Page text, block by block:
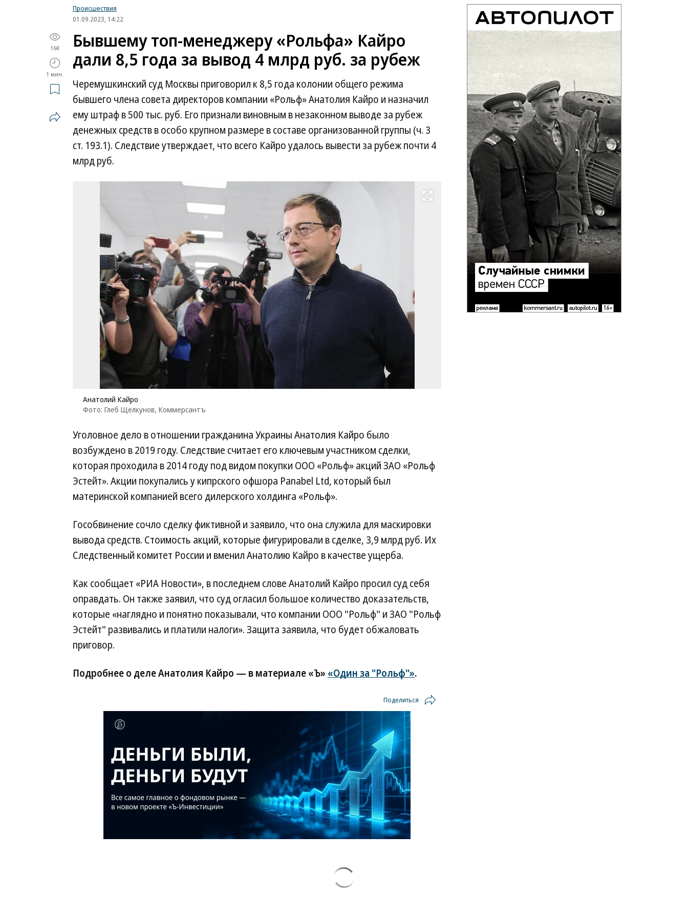
Происшествия
01.09.2023, 14:22
16K
1 мин.
Бывшему топ-менеджеру «Рольфа» Кайро
дали 8,5 года за вывод 4 млрд руб. за рубеж
Черемушкинский суд Москвы приговорил к 8,5 года колонии общего режима
бывшего члена совета директоров компании «Рольф» Анатолия Кайро и назначил
ему штраф в 500 тыс. руб. Его признали виновным в незаконном выводе за рубеж
денежных средств в особо крупном размере в составе организованной группы (ч. 3
ст. 193.1). Следствие утверждает, что всего Кайро удалось вывести за рубеж почти 4
млрд руб.
Развернуть на весь экран
Анатолий Кайро
Фото: Глеб Щелкунов, Коммерсантъ
Анатолий
Кайро
Фото:
Щелкунов,
Коммерсантъ
Уголовное дело в отношении гражданина Украины Анатолия Кайро было
возбуждено в 2019 году. Следствие считает его ключевым участником сделки,
которая проходила в 2014 году под видом покупки ООО «Рольф» акций ЗАО «Рольф
Эстейт». Акции покупались у кипрского офшора Panabel Ltd, который был
материнской компанией всего дилерского холдинга «Рольф».
Гособвинение сочло сделку фиктивной и заявило, что она служила для маскировки
вывода средств. Стоимость акций, которые фигурировали в сделке, 3,9 млрд руб. Их
Следственный комитет России и вменил Анатолию Кайро в качестве ущерба.
Как сообщает «РИА Новости», в последнем слове Анатолий Кайро просил суд себя
оправдать. Он также заявил, что суд огласил большое количество доказательств,
которые «наглядно и понятно показывали, что компании ООО "Рольф" и ЗАО "Рольф
Эстейт" развивались и платили налоги». Защита заявила, что будет обжаловать
приговор.
Подробнее о деле Анатолия Кайро — в материале «Ъ» «Один за "Рольф"».
Поделиться